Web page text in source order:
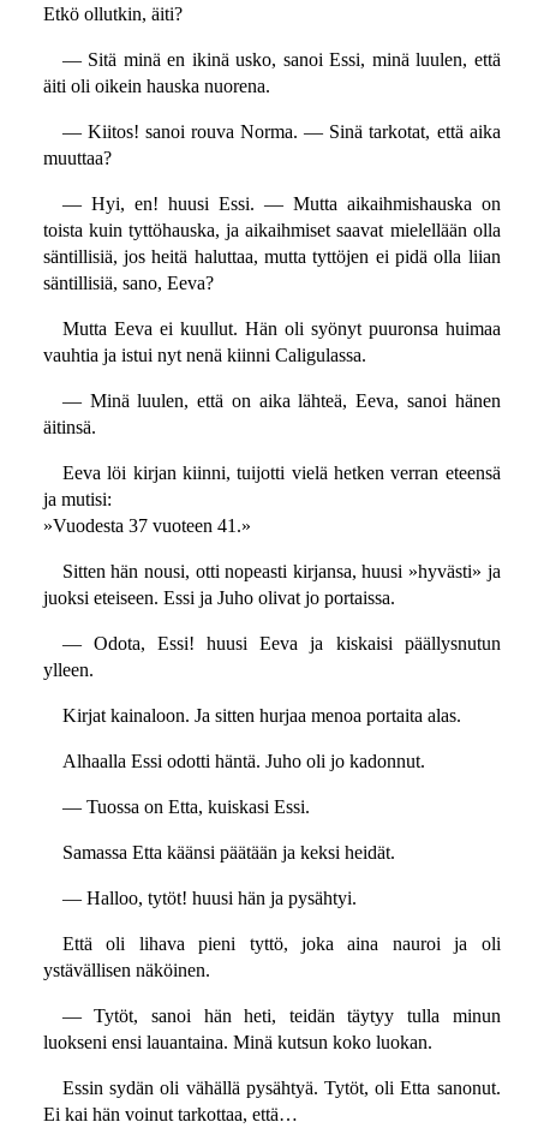
Etkö ollutkin, äiti?
— Sitä minä en ikinä usko, sanoi Essi, minä luulen, että
äiti oli oikein hauska nuorena.
— Kiitos! sanoi rouva Norma. — Sinä tarkotat, että aika
muuttaa?
— Hyi, en! huusi Essi. — Mutta aikaihmishauska on
toista kuin tyttöhauska, ja aikaihmiset saavat mielellään olla
säntillisiä, jos heitä haluttaa, mutta tyttöjen ei pidä olla liian
säntillisiä, sano, Eeva?
Mutta Eeva ei kuullut. Hän oli syönyt puuronsa huimaa
vauhtia ja istui nyt nenä kiinni Caligulassa.
— Minä luulen, että on aika lähteä, Eeva, sanoi hänen
äitinsä.
Eeva löi kirjan kiinni, tuijotti vielä hetken verran eteensä
ja mutisi:
»Vuodesta 37 vuoteen 41.»
Sitten hän nousi, otti nopeasti kirjansa, huusi »hyvästi» ja
juoksi eteiseen. Essi ja Juho olivat jo portaissa.
— Odota, Essi! huusi Eeva ja kiskaisi päällysnutun
ylleen.
Kirjat kainaloon. Ja sitten hurjaa menoa portaita alas.
Alhaalla Essi odotti häntä. Juho oli jo kadonnut.
— Tuossa on Etta, kuiskasi Essi.
Samassa Etta käänsi päätään ja keksi heidät.
— Halloo, tytöt! huusi hän ja pysähtyi.
Että oli lihava pieni tyttö, joka aina nauroi ja oli
ystävällisen näköinen.
— Tytöt, sanoi hän heti, teidän täytyy tulla minun
luokseni ensi lauantaina. Minä kutsun koko luokan.
Essin sydän oli vähällä pysähtyä. Tytöt, oli Etta sanonut.
Ei kai hän voinut tarkottaa, että…